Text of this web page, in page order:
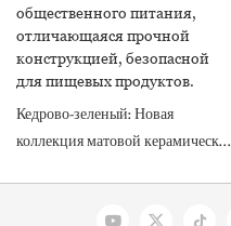
Кедрово-зеленый: Новая
коллекция матовой керамической